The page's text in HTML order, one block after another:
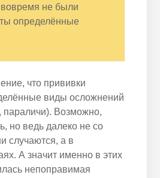
вовремя не были
определённые
что прививки
виды осложнений
параличи). Возможно,
но ведь далеко не со
случаются, а в
А значит именно в этих
непоправимая